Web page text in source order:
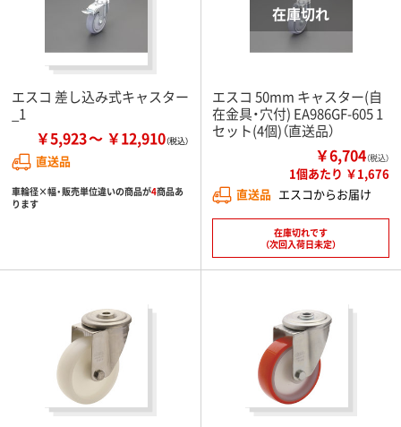
エスコ 差し込み式キャスター
_1
￥5,923 ￥12,910
直送品
車輪径×幅・販売単位違いの商品が4商品あ
ります
エスコ 50mm キャスター(自
在金具・穴付) EA986GF-605 1
セット(4個)（直送品）
￥6,704（税込）
1個あたり ￥1,676
直送品 エスコからお届け
在庫切れです
（次回入荷日未定）